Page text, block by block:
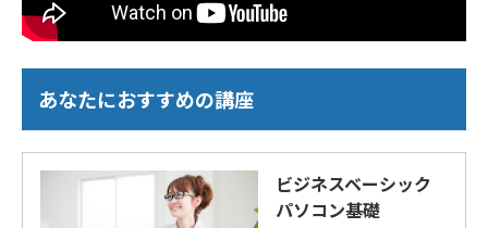
あなたにおすすめの講座
ビジネスベーシック
パソコン基礎